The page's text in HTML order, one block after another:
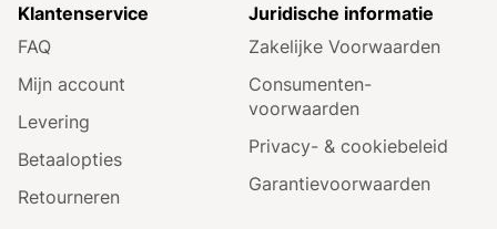
Klantenservice
FAQ
Mijn account
Levering
Betaalopties
Retourneren
Juridische informatie
Zakelijke Voorwaarden
Consumenten­
voorwaarden
Privacy- & cookiebeleid
Garantie­voorwaarden